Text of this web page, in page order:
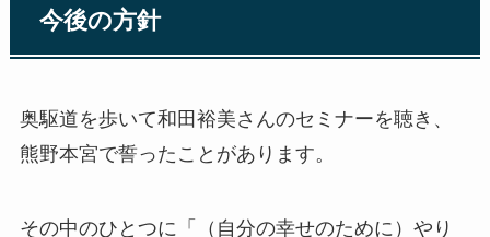
今後の方針
奥駆道を歩いて和田裕美さんのセミナーを聴き、
熊野本宮で誓ったことがあります。
その中のひとつに「（自分の幸せのために）やり